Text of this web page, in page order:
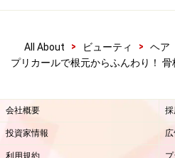
All About > ビューティ > ヘア
プリカールで根元からふんわり！
会社概要 採
投資家情報
利用規約